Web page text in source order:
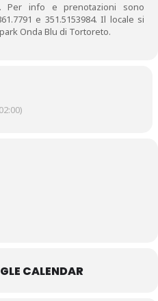
Per info e prenotazioni sono
e 351.5153984. Il locale si
Onda Blu di Tortoreto.
CALENDAR